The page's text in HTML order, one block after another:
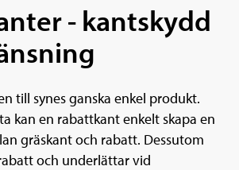
- kantskydd
till synes ganska enkel produkt.
kan en rabattkant enkelt skapa en
gräskant och rabatt. Dessutom
och underlättar vid